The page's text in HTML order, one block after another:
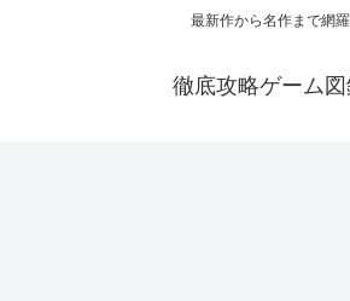
最新作から名作まで網羅
徹底攻略ゲーム